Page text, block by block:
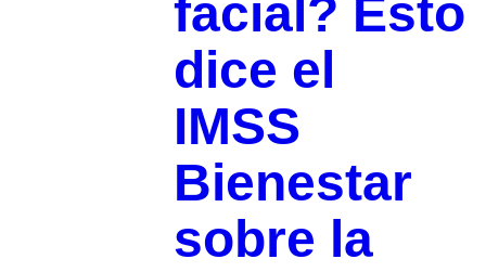
facial? Esto
dice el
IMSS
Bienestar
sobre la